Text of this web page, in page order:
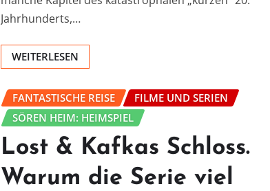
Jahrhunderts,…
WEITERLESEN
FANTASTISCHE REISE
FILME UND SERIEN
SÖREN HEIM: HEIMSPIEL
Lost & Kafkas Schloss.
Warum die Serie viel